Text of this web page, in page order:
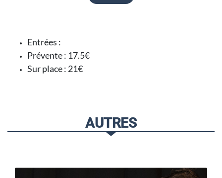
Entrées :
Prévente : 17.5€
Sur place : 21€
AUTRES